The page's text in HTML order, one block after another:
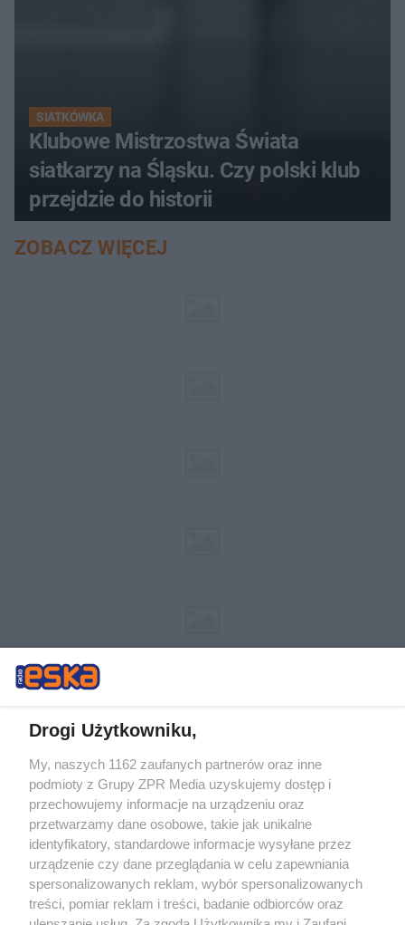
SIATKÓWKA
Klubowe Mistrzostwa Świata
siatkarzy na Śląsku. Czy polski klub
przejdzie do historii
ZOBACZ WIĘCEJ
Żaden utwór zamieszczony w serwisie nie może być powielany i
rozpowszechniany lub dalej rozpowszechniany w jakikolwiek sposób (w
tym także elektroniczny lub mechaniczny) na jakimkolwiek polu
eksploatacji w jakiejkolwiek formie, włącznie z umieszczaniem w
Internecie bez pisemnej zgody właściciela praw. Jakiekolwiek użycie lub
wykorzystanie utworów w całości lub w części z naruszeniem prawa,
tzn. bez właściwej zgody, jest zabronione pod groźbą kary i może być
ścigane prawnie.
Drogi Użytkowniku,
My, naszych 1162 zaufanych partnerów oraz inne
podmioty z Grupy ZPR Media uzyskujemy dostęp i
przechowujemy informacje na urządzeniu oraz
przetwarzamy dane osobowe, takie jak unikalne
identyfikatory, standardowe informacje wysyłane przez
urządzenie czy dane przeglądania w celu zapewniania
spersonalizowanych reklam, wybór spersonalizowanych
treści, pomiar reklam i treści, badanie odbiorców oraz